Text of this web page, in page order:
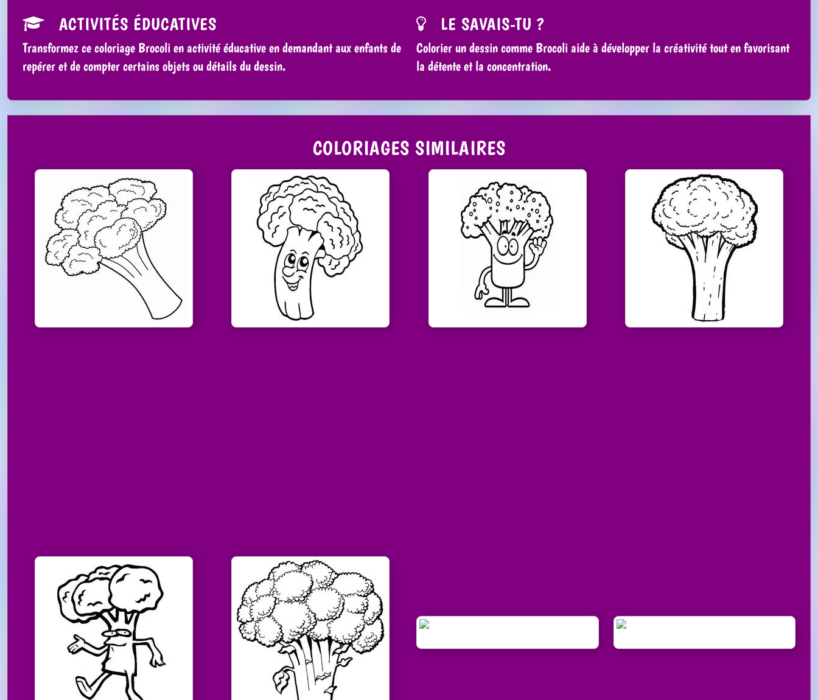
ACTIVITÉS ÉDUCATIVES
Transformez ce coloriage Brocoli en activité éducative en demandant aux enfants de
repérer et de compter certains objets ou détails du dessin.
LE SAVAIS-TU ?
Colorier un dessin comme Brocoli aide à développer la créativité tout en favorisant
la détente et la concentration.
COLORIAGES SIMILAIRES